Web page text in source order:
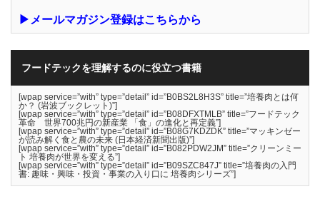
▶メールマガジン登録はこちらから
フードテックを理解するのに役立つ書籍
[wpap service=”with” type=”detail” id=”B0BS2L8H3S” title=”培養肉とは何
か？ (岩波ブックレット)”]
[wpap service=”with” type=”detail” id=”B08DFXTMLB” title=”フードテック
革命 世界700兆円の新産業 「食」の進化と再定義”]
[wpap service=”with” type=”detail” id=”B08G7KDZDK” title=”マッキンゼー
が読み解く食と農の未来 (日本経済新聞出版)”]
[wpap service=”with” type=”detail” id=”B082PDW2JM” title=”クリーンミー
ト 培養肉が世界を変える”]
[wpap service=”with” type=”detail” id=”B09SZC847J” title=”培養肉の入門
書: 趣味・興味・投資・事業の入り口に 培養肉シリーズ”]